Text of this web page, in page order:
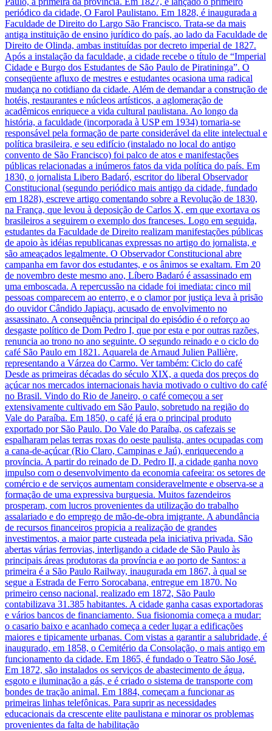
periódico da cidade, O Farol Paulistano. Em 1828, é inaugurada a
Faculdade de Direito do Largo São Francisco. Trata-se da mais
antiga instituição de ensino jurídico do país, ao lado da Faculdade de
Direito de Olinda, ambas instituídas por decreto imperial de 1827.
Após a instalação da faculdade, a cidade recebe o título de “Imperial
Cidade e Burgo dos Estudantes de São Paulo de Piratininga”. O
conseqüente afluxo de mestres e estudantes ocasiona uma radical
mudança no cotidiano da cidade. Além de demandar a construção de
hotéis, restaurantes e núcleos artísticos, a aglomeração de
acadêmicos enriquece a vida cultural paulistana. Ao longo da
história, a faculdade (incorporada à USP em 1934) tornaria-se
responsável pela formação de parte considerável da elite intelectual e
política brasileira, e seu edifício (instalado no local do antigo
convento de São Francisco) foi palco de atos e manifestações
públicas relacionadas a inúmeros fatos da vida política do país. Em
1830, o jornalista Libero Badaró, escritor do liberal Observador
Constitucional (segundo periódico mais antigo da cidade, fundado
em 1828), escreve artigo comentando sobre a Revolução de 1830,
na França, que levou à deposição de Carlos X, em que exortava os
brasileiros a seguirem o exemplo dos franceses. Logo em seguida,
estudantes da Faculdade de Direito realizam manifestações públicas
de apoio às idéias republicanas expressas no artigo do jornalista, e
são ameaçados legalmente. O Observador Constitucional abre
campanha em favor dos estudantes, e os ânimos se exaltam. Em 20
de novembro deste mesmo ano, Líbero Badaró é assassinado em
uma emboscada. A repercussão na cidade foi imediata: cinco mil
pessoas comparecem ao enterro, e o clamor por justiça leva à prisão
do ouvidor Cândido Japiaçu, acusado de envolvimento no
assassinato. A consequência principal do episódio é o reforço ao
desgaste político de Dom Pedro I, que por esta e por outras razões,
renuncia ao trono no ano seguinte. O segundo reinado e o ciclo do
café São Paulo em 1821. Aquarela de Arnaud Julien Pallière,
representando a Várzea do Carmo. Ver também: Ciclo do café
Desde as primeiras décadas do século XIX, a queda dos preços do
açúcar nos mercados internacionais havia motivado o cultivo do café
no Brasil. Vindo do Rio de Janeiro, o café começou a ser
extensivamente cultivado em São Paulo, sobretudo na região do
Vale do Paraíba. Em 1850, o café já era o principal produto
exportado por São Paulo. Do Vale do Paraíba, os cafezais se
espalharam pelas terras roxas do oeste paulista, antes ocupadas com
a cana-de-açúcar (Rio Claro, Campinas e Jaú), enriquecendo a
província. A partir do reinado de D. Pedro II, a cidade ganha novo
impulso com o desenvolvimento da economia cafeeira: os setores de
comércio e de serviços aumentam consideravelmente e observa-se a
formação de uma expressiva burguesia. Muitos fazendeiros
prosperam, com lucros provenientes da utilização do trabalho
assalariado e do emprego de mão-de-obra imigrante. A abundância
de recursos financeiros propicia a realização de grandes
investimentos, a maior parte custeada pela iniciativa privada. São
abertas várias ferrovias, interligando a cidade de São Paulo às
principais áreas produtoras da província e ao porto de Santos: a
primeira é a São Paulo Railway, inaugurada em 1867, à qual se
segue a Estrada de Ferro Sorocabana, entregue em 1870. No
primeiro censo nacional, realizado em 1872, São Paulo
contabilizava 31.385 habitantes. A cidade ganha casas exportadoras
e vários bancos de financiamento. Sua fisionomia começa a mudar:
o casario baixo e acanhado começa a ceder lugar a edificações
maiores e tipicamente urbanas. Com vistas a garantir a salubridade, é
inaugurado, em 1858, o Cemitério da Consolação, o mais antigo em
funcionamento da cidade. Em 1865, é fundado o Teatro São José.
Em 1872, são instalados os serviços de abastecimento de água,
esgoto e iluminação a gás, e é criado o sistema de transporte com
bondes de tração animal. Em 1884, começam a funcionar as
primeiras linhas telefônicas. Para suprir as necessidades
educacionais da crescente elite paulistana e minorar os problemas
provenientes da falta de habilitação